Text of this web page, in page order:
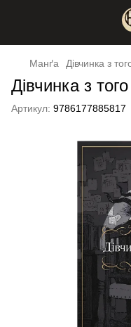
Манґа Дівчинка з
Дівчинка з
Артикул: 9786177885817